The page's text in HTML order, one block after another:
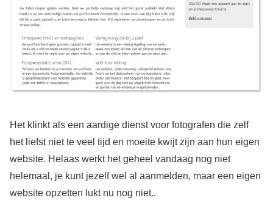
Het klinkt als een aardige dienst voor fotografen die zelf
het liefst niet te veel tijd en moeite kwijt zijn aan hun eigen
website. Helaas werkt het geheel vandaag nog niet
helemaal, je kunt jezelf wel al aanmelden, maar een eigen
website opzetten lukt nu nog niet..